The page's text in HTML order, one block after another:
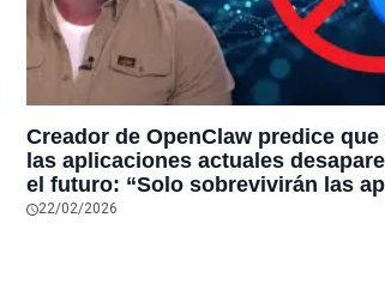
Creador de OpenClaw predice que
las aplicaciones actuales
el futuro: “Solo sobrevivirán las
con sensores únicos o conexiones
22/02/2026